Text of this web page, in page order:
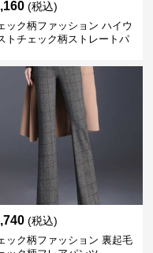
(税込)
ック柄ファッション ハイウ
トチェック柄ストレートパ
(税込)
ック柄ファッション 裏起毛